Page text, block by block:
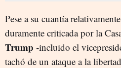
Pese a su cuantía
duramente criticada por la
Trump -incluido el
tachó de un ataque a la